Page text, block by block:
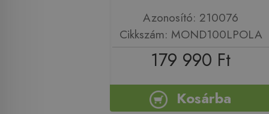
Azonosító: 210076
Cikkszám: MOND100LPOLA
179 990 Ft
Kosárba